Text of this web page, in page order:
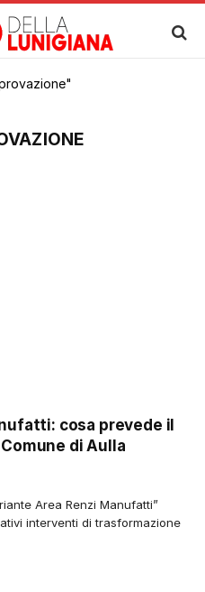
cosa prevede il
di Aulla
Area Renzi Manufatti”
interventi di trasformazione